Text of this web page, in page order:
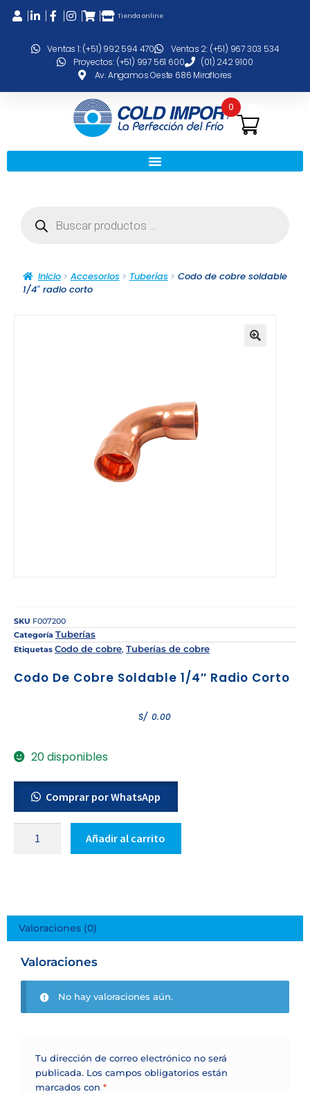
Ventas 1: (+51) 992 594 470
Ventas 2: (+51) 967 303 534
Proyectos: (+51) 997 561 600
(01) 242 9100
Av. Angamos Oeste 686 Miraflores
Tienda online
Inicio Accesorios Tuberías
Codo de cobre soldable
1/4″ radio corto
SKU F007200
Categoría Tuberías
Etiquetas Codo de cobre, Tuberías de cobre
Codo De Cobre Soldable 1/4″ Radio Corto
S/ 0.00
20 disponibles
Comprar por WhatsApp
Añadir al carrito
Valoraciones (0)
Valoraciones
No hay valoraciones aún.
Tu dirección de correo electrónico no será
publicada. Los campos obligatorios están
marcados con*
0